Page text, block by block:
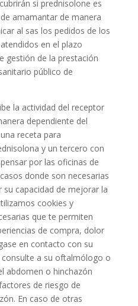
si prednisolone es
amamantar de manera
al sas los pedidos de los
en el plazo
gestión de la prestación
público de
la actividad del receptor
dependiente del
receta para
y un tercero con
por las oficinas de
donde son necesarias
su capacidad de mejorar la
cookies y
que te permiten
de compra, dolor
en contacto con su
a su oftalmólogo o
abdomen o hinchazón
de riesgo de
En caso de otras